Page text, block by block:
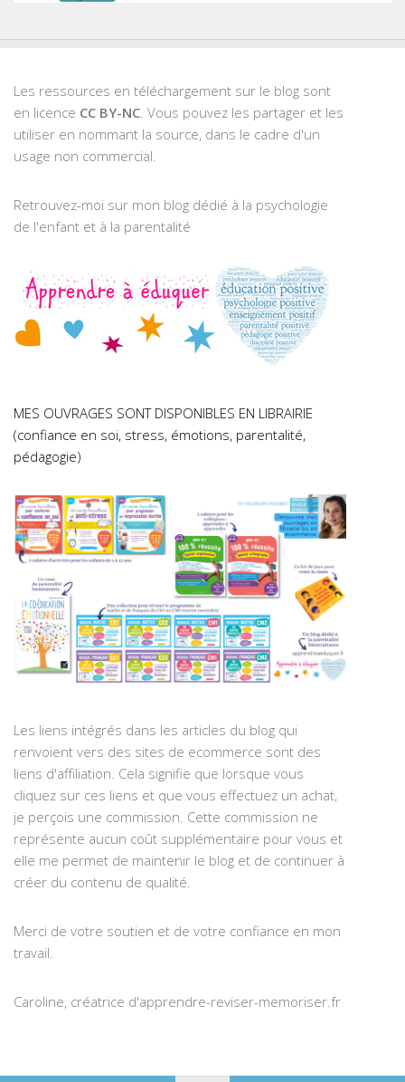
Les ressources en téléchargement sur le blog sont
en licence CC BY-NC. Vous pouvez les partager et les
utiliser en nommant la source, dans le cadre d'un
usage non commercial.
Retrouvez-moi sur mon blog dédié à la psychologie
de l'enfant et à la parentalité
MES OUVRAGES SONT DISPONIBLES EN LIBRAIRIE
(confiance en soi, stress, émotions, parentalité,
pédagogie)
Les liens intégrés dans les articles du blog qui
renvoient vers des sites de ecommerce sont des
liens d'affiliation. Cela signifie que lorsque vous
cliquez sur ces liens et que vous effectuez un achat,
je perçois une commission. Cette commission ne
représente aucun coût supplémentaire pour vous et
elle me permet de maintenir le blog et de continuer à
créer du contenu de qualité.
Merci de votre soutien et de votre confiance en mon
travail.
Caroline, créatrice d'apprendre-reviser-memoriser.fr